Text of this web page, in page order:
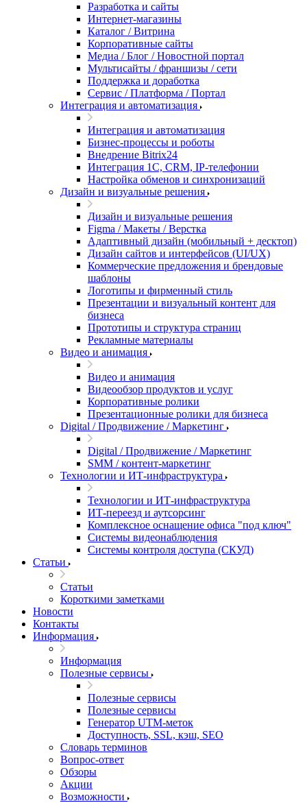
Разработка и сайты
Интернет-магазины
Каталог / Витрина
Корпоративные сайты
Медиа / Блог / Новостной портал
Мультисайты / франшизы / сети
Поддержка и доработка
Сервис / Платформа / Портал
Интеграция и автоматизация
Интеграция и автоматизация
Бизнес-процессы и роботы
Внедрение Bitrix24
Интеграция 1С, CRM, IP-телефонии
Настройка обменов и синхронизаций
Дизайн и визуальные решения
Дизайн и визуальные решения
Figma / Макеты / Верстка
Адаптивный дизайн (мобильный + десктоп)
Дизайн сайтов и интерфейсов (UI/UX)
Коммерческие предложения и брендовые
шаблоны
Логотипы и фирменный стиль
Презентации и визуальный контент для
бизнеса
Прототипы и структура страниц
Рекламные материалы
Видео и анимация
Видео и анимация
Видеообзор продуктов и услуг
Корпоративные ролики
Презентационные ролики для бизнеса
Digital / Продвижение / Маркетинг
Digital / Продвижение / Маркетинг
SMM / контент-маркетинг
Технологии и ИТ-инфраструктура
Технологии и ИТ-инфраструктура
ИТ-переезд и аутсорсинг
Комплексное оснащение офиса "под ключ"
Системы видеонаблюдения
Системы контроля доступа (СКУД)
Статьи
Статьи
Короткими заметками
Новости
Контакты
Информация
Информация
Полезные сервисы
Полезные сервисы
Полезные сервисы
Генератор UTM‑меток
Доступность, SSL, кэш, SEO
Словарь терминов
Вопрос-ответ
Обзоры
Акции
Возможности